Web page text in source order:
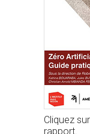
Cliquez
rapport.